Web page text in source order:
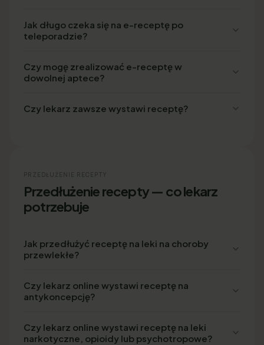
Jak długo czeka się na e-receptę po
teleporadzie?
Czy mogę zrealizować e-receptę w
dowolnej aptece?
Czy lekarz zawsze wystawi receptę?
PRZEDŁUŻENIE RECEPTY
Przedłużenie recepty — co lekarz
potrzebuje
Jak przedłużyć receptę na leki na choroby
przewlekłe?
Czy lekarz online wystawi receptę na
antykoncepcję?
Czy lekarz online wystawi receptę na leki
narkotyczne, opioidy lub psychotropowe?